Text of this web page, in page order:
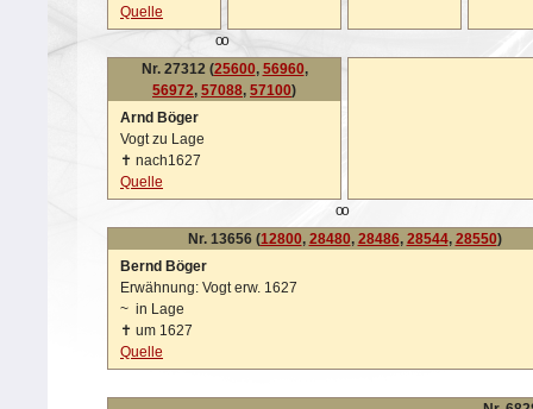
Quelle
oo
Nr. 27312 (25600, 56960,
56972, 57088, 57100)
Arnd Böger
Vogt zu Lage
✝ nach1627
Quelle
oo
Nr. 13656 (12800, 28480, 28486, 28544, 28550)
Bernd Böger
Erwähnung: Vogt erw. 1627
~ in Lage
✝ um 1627
Quelle